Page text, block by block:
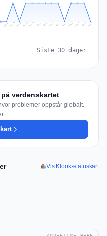
Jul 27 Jul 28 Jul 29 Jul 30 Jul 31 Aug 1 Aug 2 Aug 3 Aug 4 Aug 5 Aug 6 Aug 7 Aug 8 Aug 9
Siste 30 dager
verdenskartet
problemer oppstår globalt.
Vis Klook-statuskart